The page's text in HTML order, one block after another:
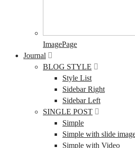
ImagePage
Journal
BLOG STYLE
Style List
Sidebar Right
Sidebar Left
SINGLE POST
Simple
Simple with slide
Simple with Video